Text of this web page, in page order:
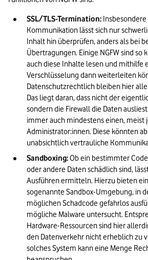
SSL/TLS-Termination:
Kommunikation lässt sich nur
Inhalt hin überprüfen, anders als bei
Übertragungen. Einige NGFW sind so
auch diese Inhalte lesen und mithilfe
Verschlüsselung dann weiterleiten
Datenschutzrechtlich bleiben hier
Das liegt daran, dass nicht der
sondern die Firewall die Daten
immer auch mindestens einen, meist
Administrator:innen. Diese könnten
unabsichtlich vertrauliche
Sandboxing: Ob ein bestimmter
oder andere Daten schädlich sind,
Ausführen ermitteln. Hierzu bieten
sogenannte Sandbox-Umgebung, in
möglichen Schadcode gefahrlos
mögliche Malware untersucht.
Hardware-Ressourcen sind hier
den Datenverkehr nicht erheblich zu
solches System kann eine Menge